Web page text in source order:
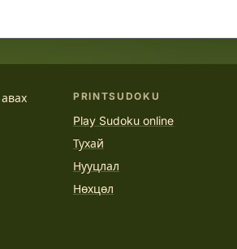
PRINTSUDOKU
Play Sudoku online
Тухай
Нууцлал
Нөхцөл